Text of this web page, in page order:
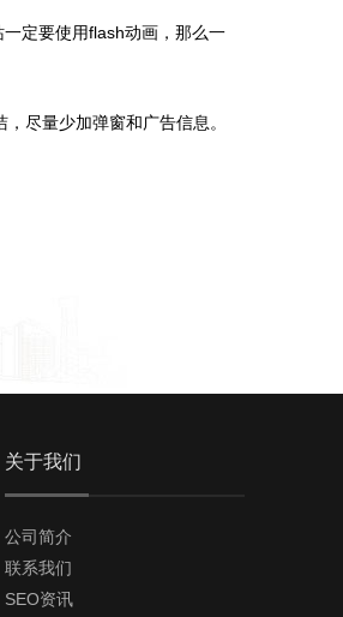
定要使用flash动画，那么一
尽量少加弹窗和广告信息。
关于我们
公司简介
联系我们
SEO资讯